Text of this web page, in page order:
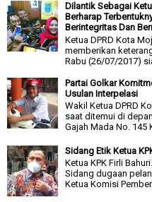
Dilantik Sebagai
Berharap
Berintegritas Dan
Ketua DPRD Kota
memberikan
Rabu (26/07/2017)
Partai Golkar
Usulan Interpelasi
Wakil Ketua DPRD
saat ditemui di
Gajah Mada No. 145
Sidang Etik Ketua
Ketua KPK Firli
Sidang dugaan
Ketua Komisi